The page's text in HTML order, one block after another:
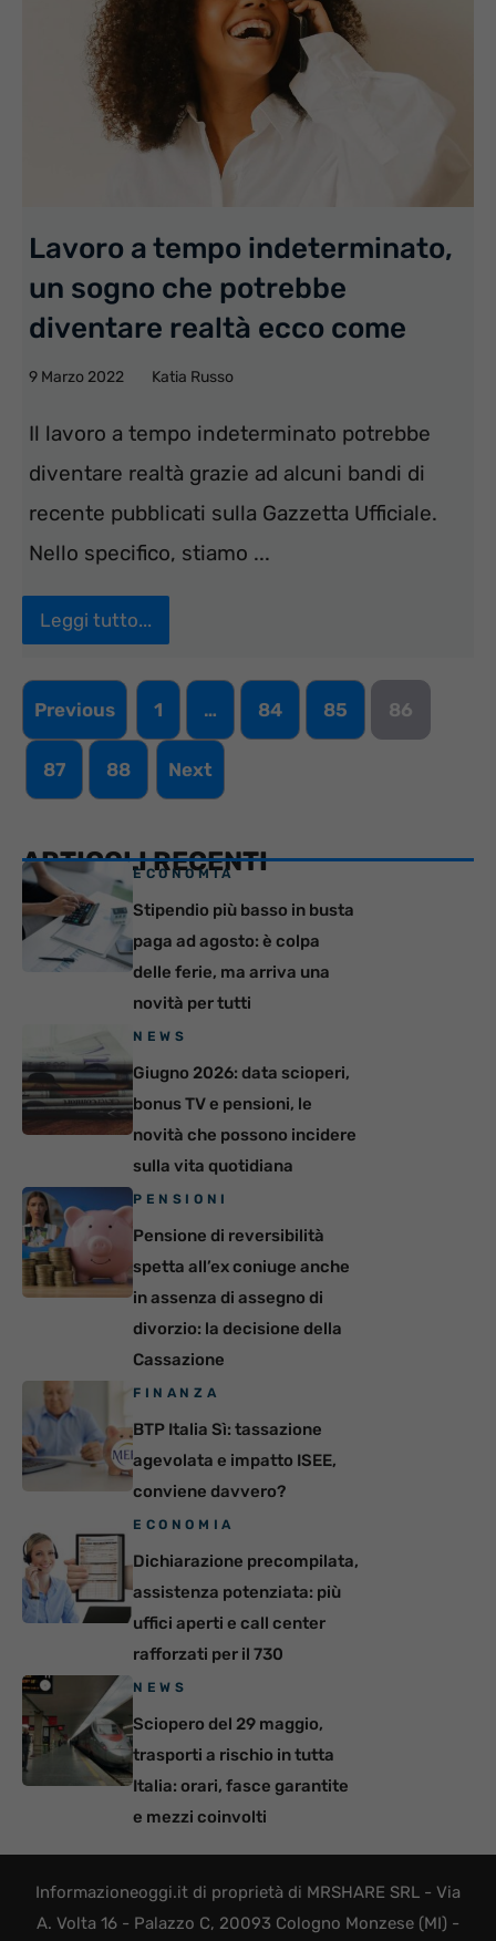
Lavoro a tempo indeterminato,
un sogno che potrebbe
diventare realtà ecco come
9 Marzo 2022 Katia Russo
Il lavoro a tempo indeterminato potrebbe
diventare realtà grazie ad alcuni bandi di
recente pubblicati sulla Gazzetta Ufficiale.
Nello specifico, stiamo ...
Leggi tutto...
Previous 1 … 84 85 86
87 88 Next
ARTICOLI RECENTI
ECONOMIA
Stipendio più basso in busta
paga ad agosto: è colpa
delle ferie, ma arriva una
novità per tutti
NEWS
Giugno 2026: data scioperi,
bonus TV e pensioni, le
novità che possono incidere
sulla vita quotidiana
PENSIONI
Pensione di reversibilità
spetta all’ex coniuge anche
in assenza di assegno di
divorzio: la decisione della
Cassazione
FINANZA
BTP Italia Sì: tassazione
agevolata e impatto ISEE,
conviene davvero?
ECONOMIA
Dichiarazione precompilata,
assistenza potenziata: più
uffici aperti e call center
rafforzati per il 730
NEWS
Sciopero del 29 maggio,
trasporti a rischio in tutta
Italia: orari, fasce garantite
e mezzi coinvolti
Informazioneoggi.it di proprietà di MRSHARE SRL - Via
A. Volta 16 - Palazzo C, 20093 Cologno Monzese (MI) -